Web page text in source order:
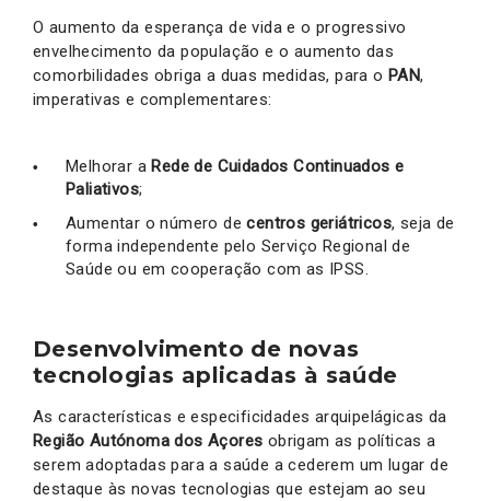
O aumento da esperança de vida e o progressivo
envelhecimento da população e o aumento das
comorbilidades obriga a duas medidas, para o PAN,
imperativas e complementares:
Melhorar a Rede de Cuidados Continuados e
Paliativos;
Aumentar o número decentros geriátricos, seja de
forma independente pelo Serviço Regional de
Saúde ou em cooperação com as IPSS.
Desenvolvimento de novas
tecnologias aplicadas à saúde
As características e especificidades arquipelágicas da
Região Autónoma dos Açores obrigam as políticas a
serem adoptadas para a saúde a cederem um lugar de
destaque às novas tecnologias que estejam ao seu